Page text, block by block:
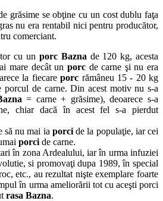
grăsime se obţine cu un cost dublu faţa
nu era rentabil nici pentru producător,
comerciant.
cu un porc Bazna de 120 kg, acesta
mare decât un porcde carne şi nu era
la fiecareporc rămâneu 15 - 20 kg
porcul de carne. Din acest motiv nu s-a
= carne + grăsime), deoarece s-a
chiar dacă în acest fel s-a pierdut
să nu mai ia porcide la populaţie, iar cei
porci de carne.
în zona Ardealului, iar în urma infuziei
si promovaţi dupa 1989, în special
etc., au rezultat nişte exemplare foarte
în urma ameliorării tot cu aceşti porci
rasa Bazna.